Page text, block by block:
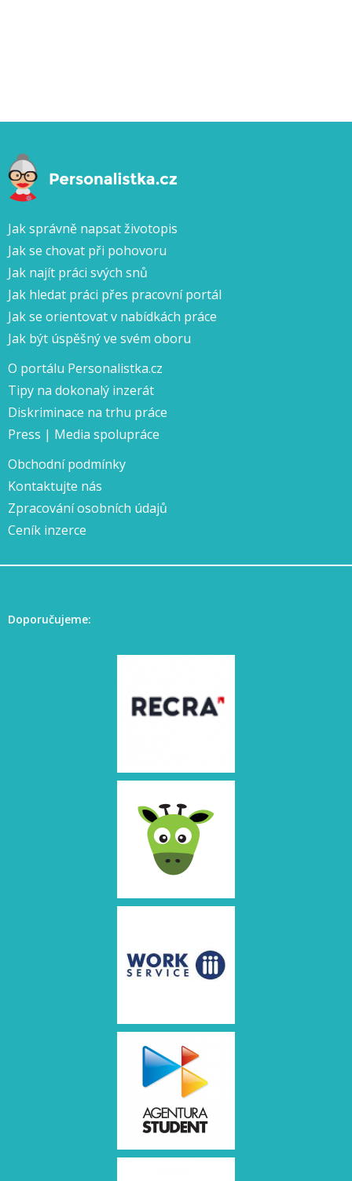
Jak správně napsat životopis
Jak se chovat při pohovoru
Jak najít práci svých snů
Jak hledat práci přes pracovní portál
Jak se orientovat v nabídkách práce
Jak být úspěšný ve svém oboru
O portálu Personalistka.cz
Tipy na dokonalý inzerát
Diskriminace na trhu práce
Press | Media spolupráce
Obchodní podmínky
Kontaktujte nás
Zpracování osobních údajů
Ceník inzerce
Doporučujeme: